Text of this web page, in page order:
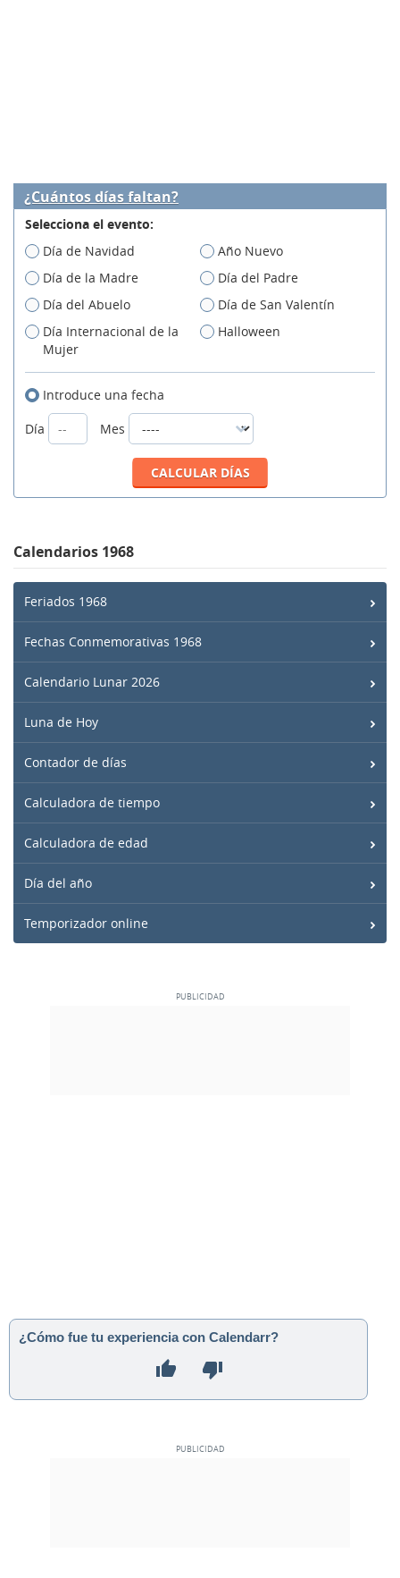
¿Cuántos días faltan?
Selecciona el evento:
Día de Navidad
Año Nuevo
Día de la Madre
Día del Padre
Día del Abuelo
Día de San Valentín
Día Internacional de la
Mujer
Halloween
Introduce una fecha
Día
Mes
Calendarios 1968
Feriados 1968
Fechas Conmemorativas 1968
Calendario Lunar 2026
Luna de Hoy
Contador de días
Calculadora de tiempo
Calculadora de edad
Día del año
Temporizador online
¿Cómo fue tu experiencia con Calendarr?